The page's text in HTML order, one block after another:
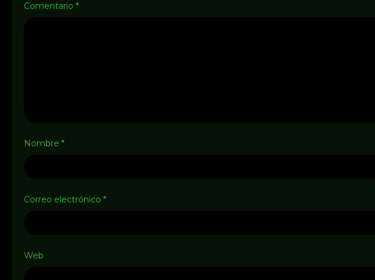
Comentario *
Nombre *
Correo electrónico *
Web